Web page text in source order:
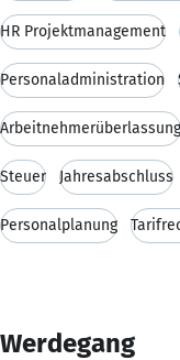
HR Projektmanagement
Personaladministration
Arbeitnehmerüberlassung
Steuer Jahresabschluss
Personalplanung
Werdegang